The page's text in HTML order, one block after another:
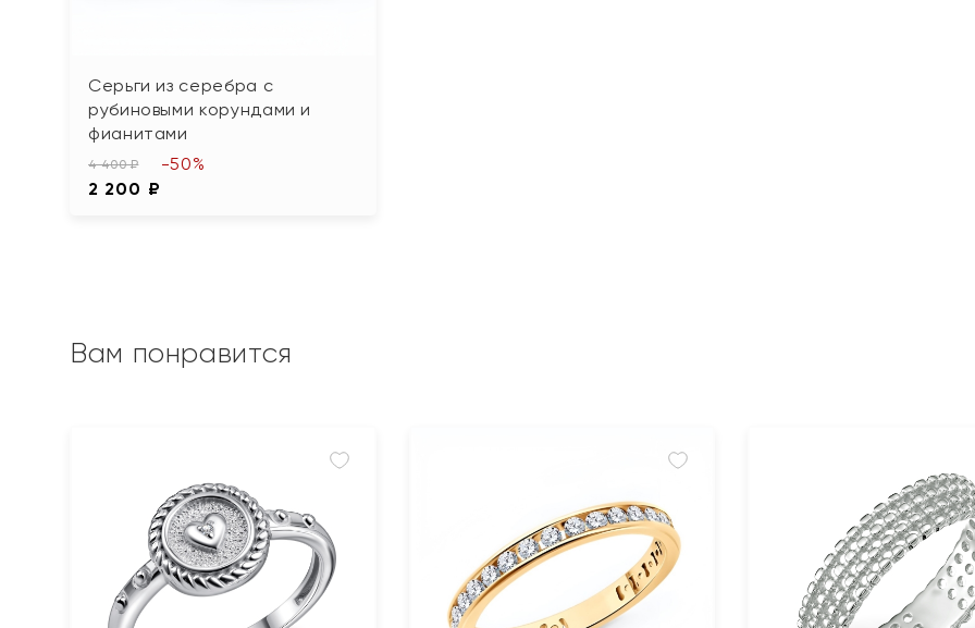
Серьги из серебра с
рубиновыми корундами и
фианитами
4 400 ₽
2 200 ₽
-50%
Вам понравится